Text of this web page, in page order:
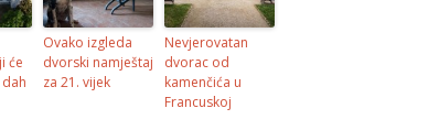
će
Ovako izgleda
dvorski namještaj
za 21. vijek
Nevjerovatan
dvorac od
kamenčića u
Francuskoj